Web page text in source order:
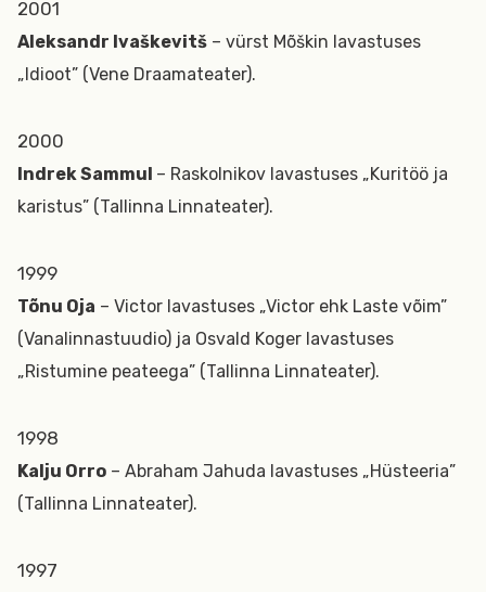
2001
Aleksandr Ivaškevitš – vürst Mõškin lavastuses
„Idioot” (Vene Draamateater).
2000
Indrek Sammul – Raskolnikov lavastuses „Kuritöö ja
karistus” (Tallinna Linnateater).
1999
Tõnu Oja – Victor lavastuses „Victor ehk Laste võim”
(Vanalinnastuudio) ja Osvald Koger lavastuses
„Ristumine peateega” (Tallinna Linnateater).
1998
Kalju Orro – Abraham Jahuda lavastuses „Hüsteeria”
(Tallinna Linnateater).
1997